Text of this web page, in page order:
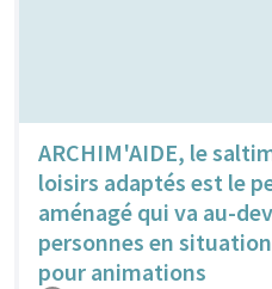
ARCHIM'AIDE, le
loisirs adaptés est le
aménagé qui va au-
personnes en
pour animations